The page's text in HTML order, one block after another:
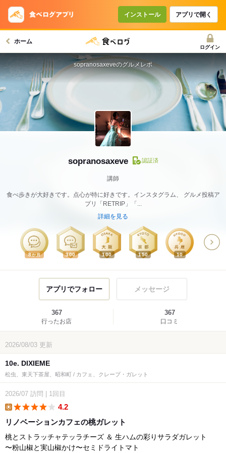
インストール アプリで開く
ホーム
ログイン
sopranosaxeve 認証済
講師
食べ歩きが大好きです。点心が特に好きです。インスタグラム、 グルメ投稿ア
プリ「RETRIP」「...
詳細を見る
8か月 300 100 150 10
sopranosaxeveのグルメレポ
アプリでフォロー メッセージ
367
行ったお店
367
口コミ
2026/08/03 更新
10e. DIXIEME
松虫、東天下茶屋、昭和町 / カフェ、クレープ・ガレット
2026/07 訪問 1回目
4.2
リノベーションカフェの桃ガレット
桃とストラッチャテッラチーズ ＆ 生ハムの彩りサラダガレット
〜粉山椒と実山椒かけ〜セミドライトマト